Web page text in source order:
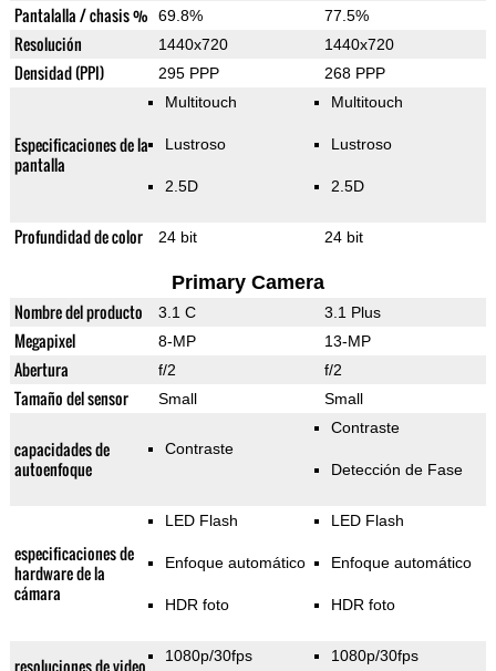
Pantalalla / chasis % 69.8% 77.5%
Resolución 1440x720 1440x720
Densidad (PPI) 295 PPP 268 PPP
Especificaciones de la
pantalla
Multitouch
Lustroso
2.5D
Multitouch
Lustroso
2.5D
Profundidad de color 24 bit 24 bit
Primary Camera
Nombre del producto 3.1 C 3.1 Plus
Megapixel 8-MP 13-MP
Abertura f/2 f/2
Tamaño del sensor Small Small
capacidades de
autoenfoque
Contraste
Contraste
Detección de Fase
especificaciones de
hardware de la
cámara
LED Flash
Enfoque automático
HDR foto
LED Flash
Enfoque automático
HDR foto
resoluciones de video 1080p/30fps 1080p/30fps